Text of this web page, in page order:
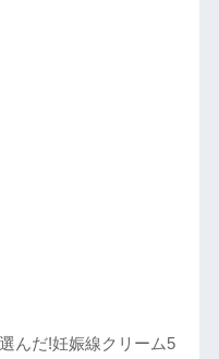
んだ!妊娠線クリーム5